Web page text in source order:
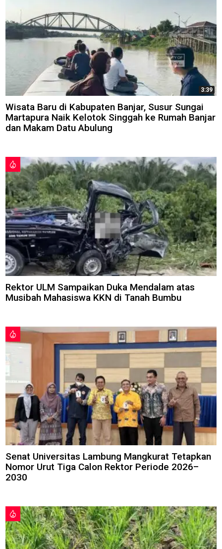
3:39
Wisata Baru di Kabupaten Banjar, Susur Sungai
Martapura Naik Kelotok Singgah ke Rumah Banjar
dan Makam Datu Abulung
Rektor ULM Sampaikan Duka Mendalam atas
Musibah Mahasiswa KKN di Tanah Bumbu
Senat Universitas Lambung Mangkurat Tetapkan
Nomor Urut Tiga Calon Rektor Periode 2026–
2030